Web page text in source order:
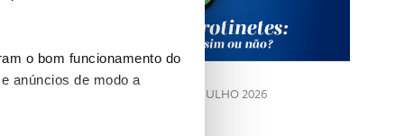
o bom funcionamento do
anúncios de modo a
JULHO 2026